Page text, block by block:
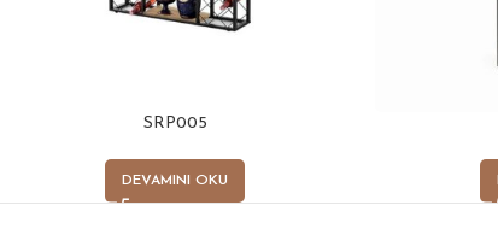
SRP005
DEVAMINI OKU